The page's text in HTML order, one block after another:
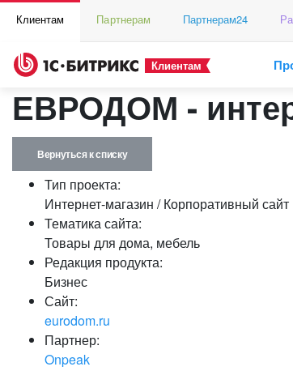
Клиентам Партнерам Партнерам24
Клиентам
ЕВРОДОМ -
Вернуться к списку
Тип проекта:
Интернет-магазин / Корпоративный сайт
Тематика сайта:
Товары для дома, мебель
Редакция продукта:
Бизнес
Сайт:
eurodom.ru
Партнер:
Onpeak